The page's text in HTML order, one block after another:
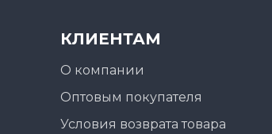
КЛИЕНТАМ
О компании
Оптовым покупателя
Условия возврата товара